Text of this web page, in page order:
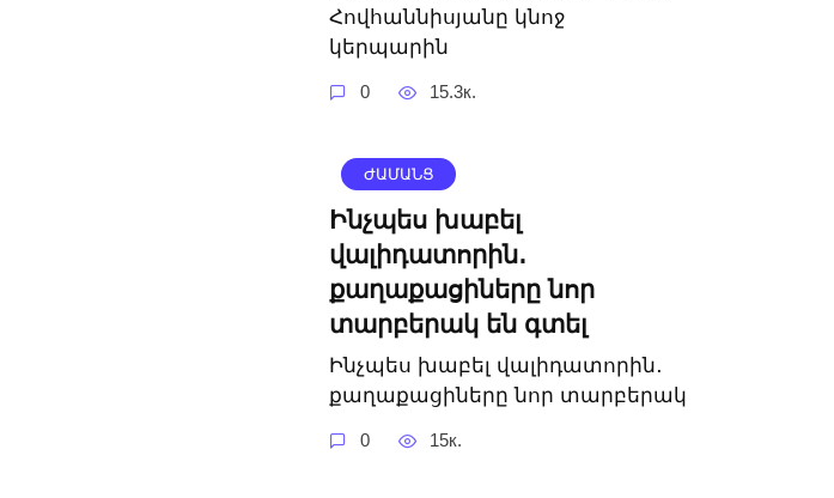
Հովհաննիսյանը կնոջ
կերպարին
0 15.3к.
ԺԱՄԱՆՑ
Ինչպես խաբել
վալիդատորին․
քաղաքացիները նոր
տարբերակ են գտել
Ինչպես խաբել վալիդատորին․
քաղաքացիները նոր տարբերակ
0 15к.